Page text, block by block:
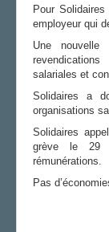
Pour
employeur qui
Une
salariales et
Solidaires a
organisations
Solidaires
grève le 29
rémunérations.
Pas